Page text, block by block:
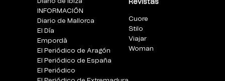
Diario de Ibiza
INFORMACIÓN
Diario de Mallorca
El Día
Empordà
El Periódico de Aragón
El Periódico de España
El Periódico
Revistas
Cuore
Stilo
Viajar
Woman